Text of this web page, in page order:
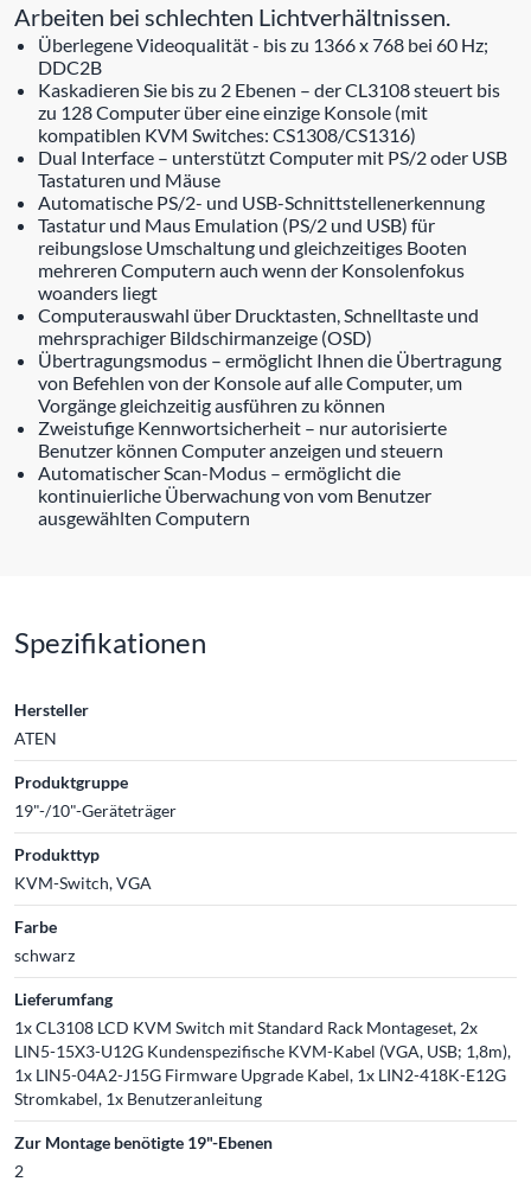
Arbeiten bei schlechten Lichtverhältnissen.
Überlegene Videoqualität - bis zu 1366 x 768 bei 60 Hz;
DDC2B
Kaskadieren Sie bis zu 2 Ebenen – der CL3108 steuert bis
zu 128 Computer über eine einzige Konsole (mit
kompatiblen KVM Switches: CS1308/CS1316)
Dual Interface – unterstützt Computer mit PS/2 oder USB
Tastaturen und Mäuse
Automatische PS/2- und USB-Schnittstellenerkennung
Tastatur und Maus Emulation (PS/2 und USB) für
reibungslose Umschaltung und gleichzeitiges Booten
mehreren Computern auch wenn der Konsolenfokus
woanders liegt
Computerauswahl über Drucktasten, Schnelltaste und
mehrsprachiger Bildschirmanzeige (OSD)
Übertragungsmodus – ermöglicht Ihnen die Übertragung
von Befehlen von der Konsole auf alle Computer, um
Vorgänge gleichzeitig ausführen zu können
Zweistufige Kennwortsicherheit – nur autorisierte
Benutzer können Computer anzeigen und steuern
Automatischer Scan-Modus – ermöglicht die
kontinuierliche Überwachung von vom Benutzer
ausgewählten Computern
Spezifikationen
Hersteller
ATEN
Produktgruppe
19"-/10"-Geräteträger
Produkttyp
KVM-Switch, VGA
Farbe
schwarz
Lieferumfang
1x CL3108 LCD KVM Switch mit Standard Rack Montageset, 2x
LIN5-15X3-U12G Kundenspezifische KVM-Kabel (VGA, USB; 1,8m),
1x LIN5-04A2-J15G Firmware Upgrade Kabel, 1x LIN2-418K-E12G
Stromkabel, 1x Benutzeranleitung
Zur Montage benötigte 19"-Ebenen
2